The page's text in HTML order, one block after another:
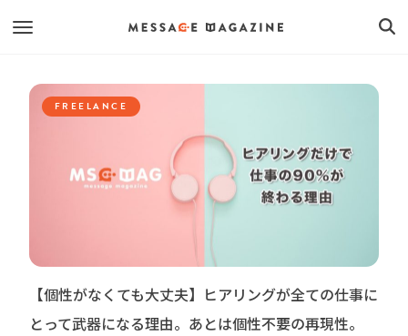
FREELANCE
【個性がなくても大丈夫】ヒアリングが全ての仕事に
とって武器になる理由。あとは個性不要の再現性。